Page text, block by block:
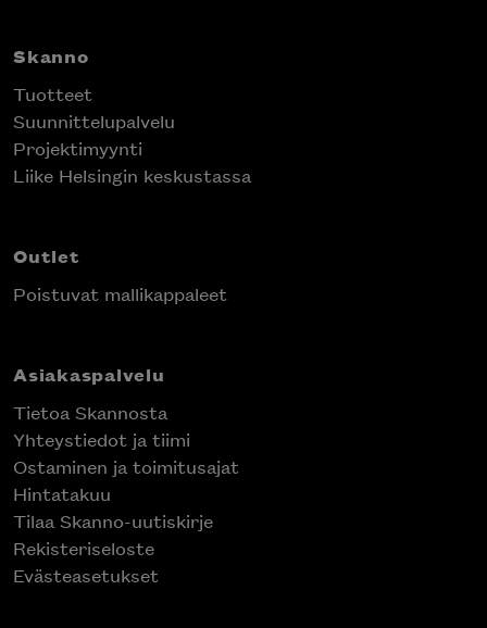
Skanno
Tuotteet
Suunnittelupalvelu
Projektimyynti
Liike Helsingin keskustassa
Outlet
Poistuvat mallikappaleet
Asiakaspalvelu
Tietoa Skannosta
Yhteystiedot ja tiimi
Ostaminen ja toimitusajat
Hintatakuu
Tilaa Skanno-uutiskirje
Rekisteriseloste
Evästeasetukset